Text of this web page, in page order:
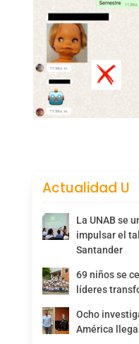
Actualidad U
La UNAB se
impulsar el
Santander
69 niños se
líderes
Ocho
América